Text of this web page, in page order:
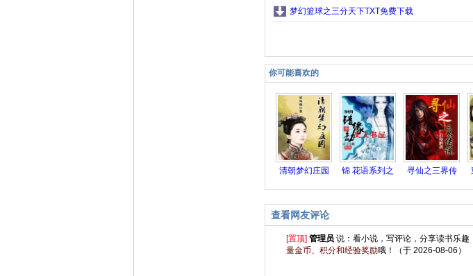
梦幻篮球之三分天下TXT免费下载
你可能喜欢的
清朝梦幻庄园
锦 花语系列之
三:错缘
寻仙之三界传
说
查看网友评论
[置顶] 管理员 说： 看小说，写评论，分享读书乐
量金币、积分和经验奖励哦！ （于 2026-08-06）